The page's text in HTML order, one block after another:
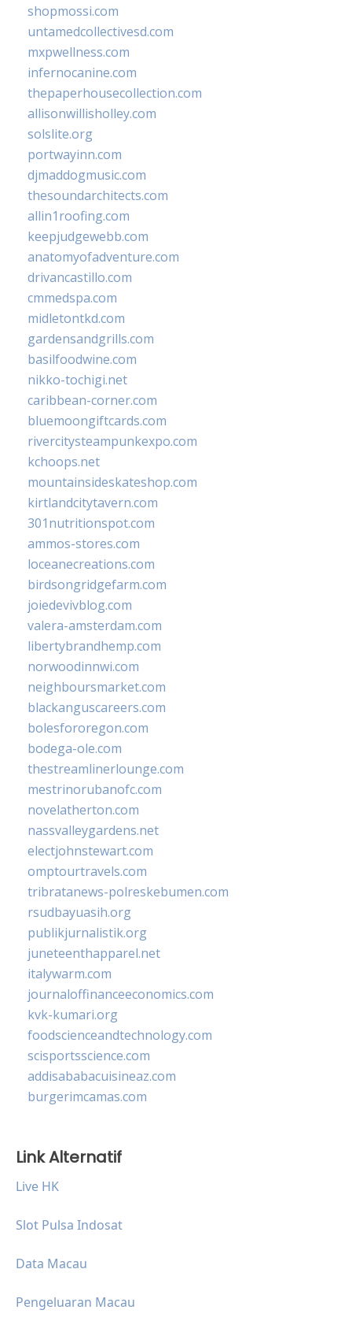
shopmossi.com
untamedcollectivesd.com
mxpwellness.com
infernocanine.com
thepaperhousecollection.com
allisonwillisholley.com
solslite.org
portwayinn.com
djmaddogmusic.com
thesoundarchitects.com
allin1roofing.com
keepjudgewebb.com
anatomyofadventure.com
drivancastillo.com
cmmedspa.com
midletontkd.com
gardensandgrills.com
basilfoodwine.com
nikko-tochigi.net
caribbean-corner.com
bluemoongiftcards.com
rivercitysteampunkexpo.com
kchoops.net
mountainsideskateshop.com
kirtlandcitytavern.com
301nutritionspot.com
ammos-stores.com
loceanecreations.com
birdsongridgefarm.com
joiedevivblog.com
valera-amsterdam.com
libertybrandhemp.com
norwoodinnwi.com
neighboursmarket.com
blackanguscareers.com
bolesfororegon.com
bodega-ole.com
thestreamlinerlounge.com
mestrinorubanofc.com
novelatherton.com
nassvalleygardens.net
electjohnstewart.com
omptourtravels.com
tribratanews-polreskebumen.com
rsudbayuasih.org
publikjurnalistik.org
juneteenthapparel.net
italywarm.com
journaloffinanceeconomics.com
kvk-kumari.org
foodscienceandtechnology.com
scisportsscience.com
addisababacuisineaz.com
burgerimcamas.com
Link Alternatif
Live HK
Slot Pulsa Indosat
Data Macau
Pengeluaran Macau